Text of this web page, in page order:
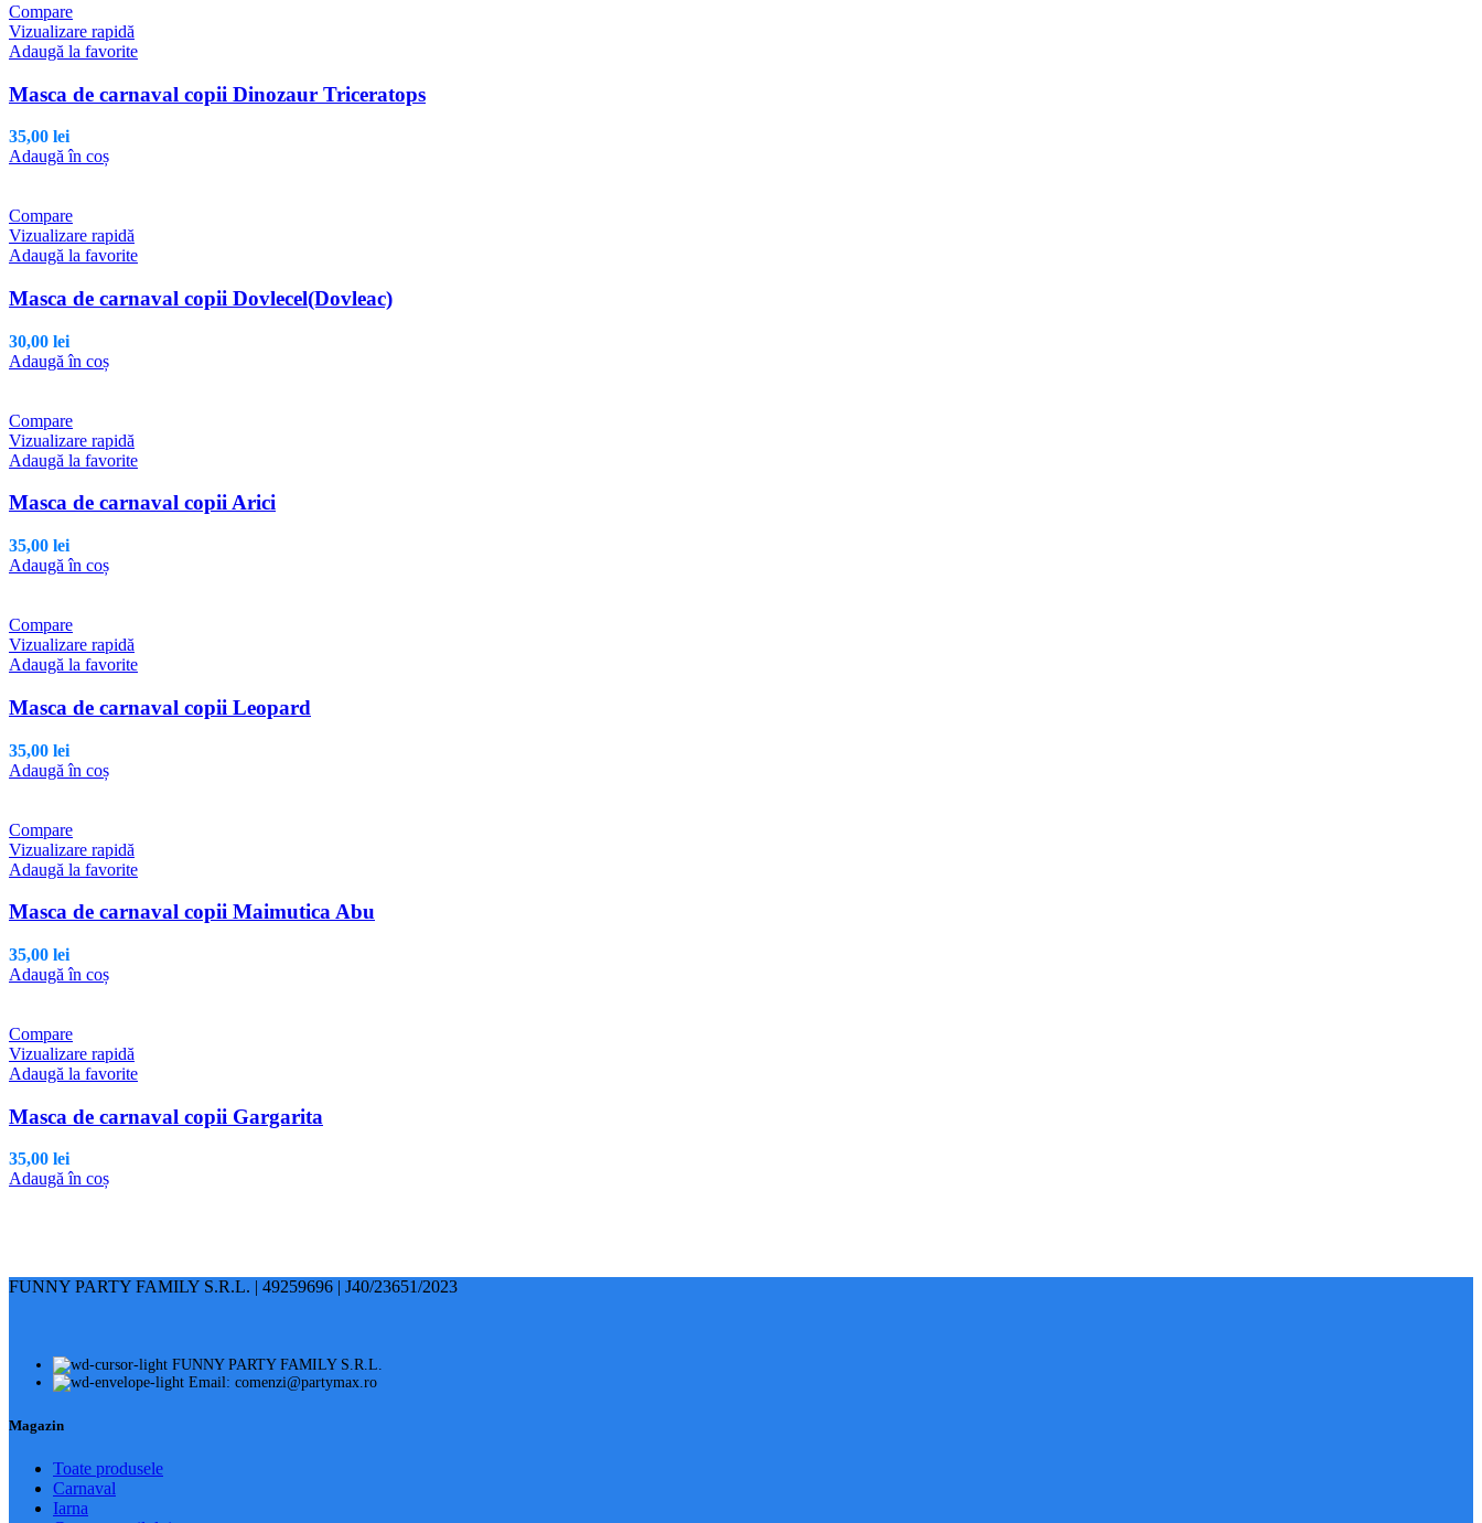
Compare
Vizualizare rapidă
Adaugă la favorite
Masca de carnaval copii Dinozaur Triceratops
35,00 lei
Adaugă în coș
Compare
Vizualizare rapidă
Adaugă la favorite
Masca de carnaval copii Dovlecel(Dovleac)
30,00 lei
Adaugă în coș
Compare
Vizualizare rapidă
Adaugă la favorite
Masca de carnaval copii Arici
35,00 lei
Adaugă în coș
Compare
Vizualizare rapidă
Adaugă la favorite
Masca de carnaval copii Leopard
35,00 lei
Adaugă în coș
Compare
Vizualizare rapidă
Adaugă la favorite
Masca de carnaval copii Maimutica Abu
35,00 lei
Adaugă în coș
Compare
Vizualizare rapidă
Adaugă la favorite
Masca de carnaval copii Gargarita
35,00 lei
Adaugă în coș
FUNNY PARTY FAMILY S.R.L. | 49259696 | J40/23651/2023
FUNNY PARTY FAMILY S.R.L.
Email: comenzi@partymax.ro
Magazin
Toate produsele
Carnaval
Iarna